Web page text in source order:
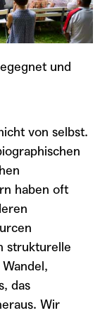
und
von selbst.
haben oft
strukturelle
das
Wir